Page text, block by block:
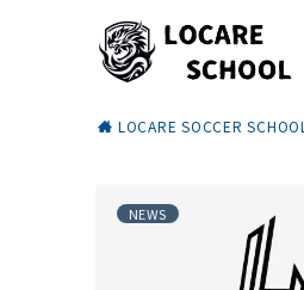
LOCARE SOCCER SCHOOL
NEWS